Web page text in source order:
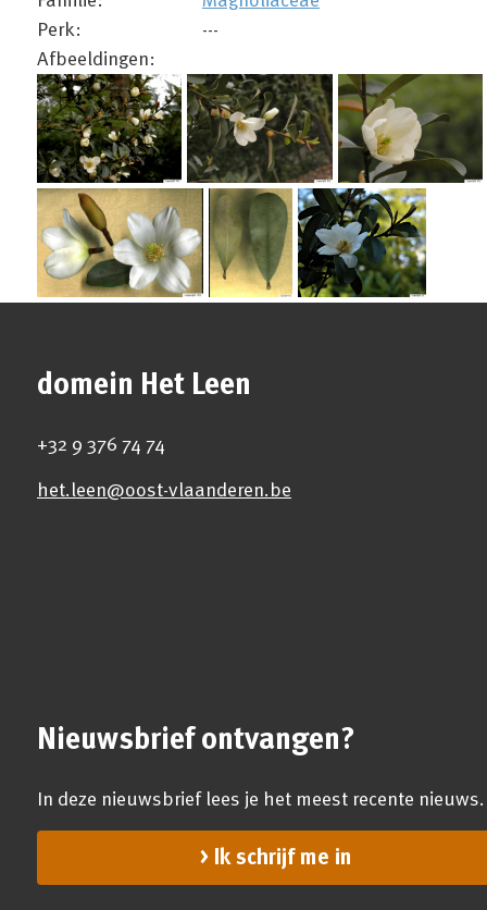
Perk:
---
Afbeeldingen:
domein Het Leen
+32 9 376 74 74
het.leen@oost-vlaanderen.be
Nieuwsbrief ontvangen?
In deze nieuwsbrief lees je het meest recente nieuws.
Ik schrijf me in